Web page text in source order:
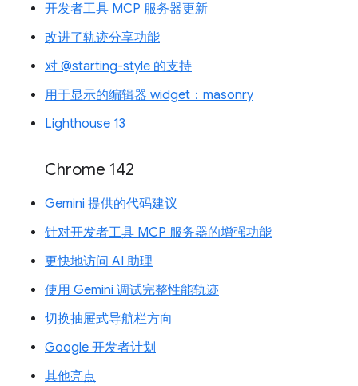
开发者工具 MCP 服务器更新
改进了轨迹分享功能
对 @starting-style 的支持
用于显示的编辑器 widget：masonry
Lighthouse 13
Chrome 142
Gemini 提供的代码建议
针对开发者工具 MCP 服务器的增强功能
更快地访问 AI 助理
使用 Gemini 调试完整性能轨迹
切换抽屉式导航栏方向
Google 开发者计划
其他亮点